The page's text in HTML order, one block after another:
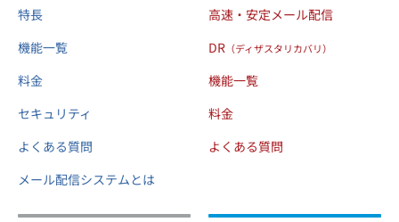
特長
機能一覧
料金
セキュリティ
よくある質問
メール配信システムとは
高速・安定メール配信
DR （ディザスタリカバリ）
機能一覧
料金
よくある質問